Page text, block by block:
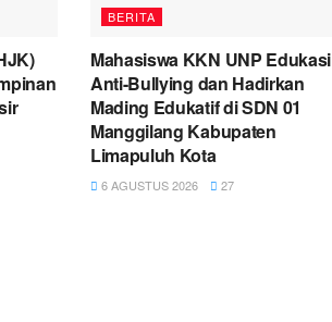
BERITA
Mahasiswa KKN UNP Edukasi
Anti-Bullying dan Hadirkan
Mading Edukatif di SDN 01
Manggilang Kabupaten
Limapuluh Kota
6 AGUSTUS 2026 27